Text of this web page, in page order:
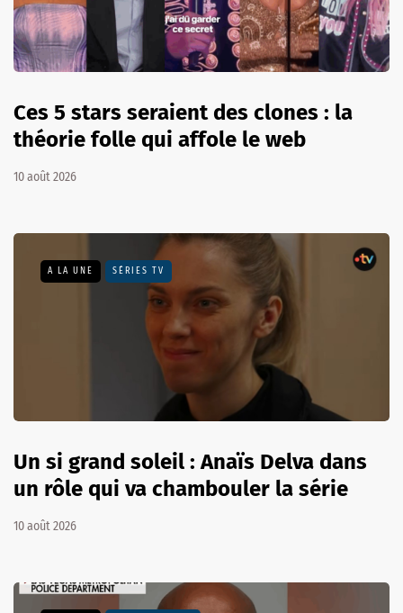
Ces 5 stars seraient des clones : la
théorie folle qui affole le web
10 août 2026
A LA UNE SÉRIES TV
Un si grand soleil : Anaïs Delva dans
un rôle qui va chambouler la série
10 août 2026